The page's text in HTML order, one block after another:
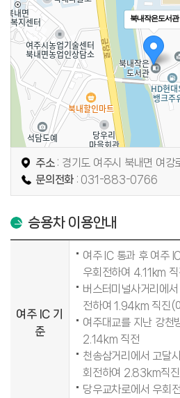
북내작은도서관
주소 : 경기도 여주시 북내면 여
문의전화 : 031-883-0766
승용차 이용안내
여주 IC 기
준
여주 IC 통과 후 여주
우회전하여 4.11km
버스터미널사거리에
전하여 1.94km 직진(
여주대교를 지난 강천
2.14km 직전
천송삼거리에서 고달
회전하여 2.83km직
당우교차로에서 우회